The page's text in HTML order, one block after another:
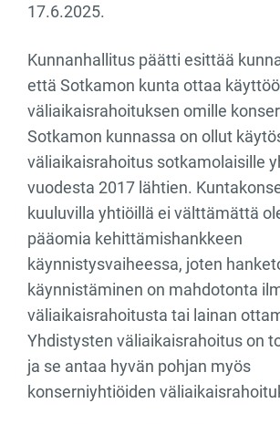
17.6.2025.
Kunnanhallitus päätti esittää
että Sotkamon kunta ottaa
väliaikaisrahoituksen omille
Sotkamon kunnassa on ollut
väliaikaisrahoitus sotkamolaisille
vuodesta 2017 lähtien.
kuuluvilla yhtiöillä ei välttämättä
pääomia kehittämishankkeen
käynnistysvaiheessa, joten
käynnistäminen on mahdotonta
väliaikaisrahoitusta tai lainan
Yhdistysten väliaikaisrahoitus on
ja se antaa hyvän pohjan myös
konserniyhtiöiden